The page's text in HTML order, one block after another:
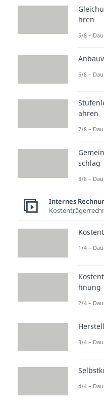
über
Video
Zum
hren
5/8 –
6/8 –
ahren
7/8 –
schlag
8/8 –
Internes
1/4 –
hnung
2/4 –
3/4 –
4/4 –